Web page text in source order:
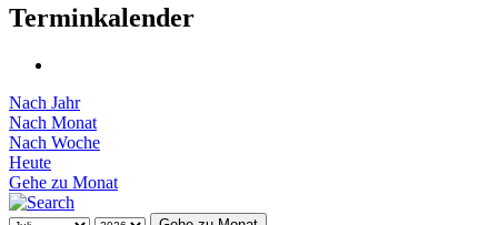
Terminkalender
Nach Jahr
Nach Monat
Nach Woche
Heute
Gehe zu Monat